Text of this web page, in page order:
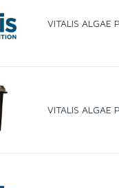
VITALIS ALGAE
VITALIS ALGAE